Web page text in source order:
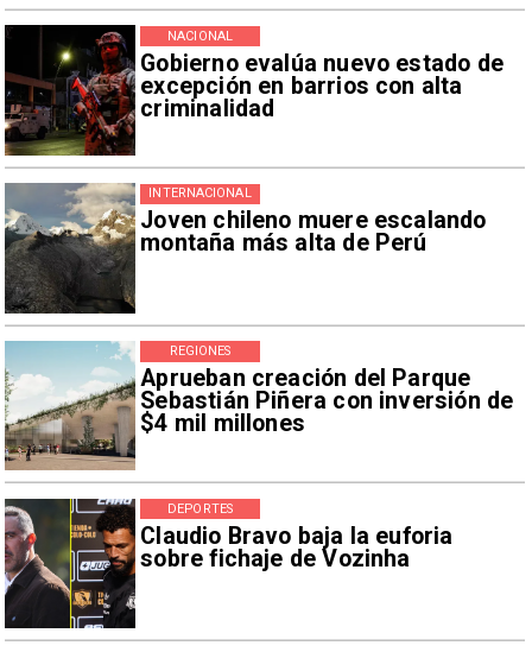
Gobierno evalúa nuevo estado de
excepción en barrios con alta
criminalidad
NACIONAL
Joven chileno muere escalando
montaña más alta de Perú
INTERNACIONAL
Aprueban creación del Parque
Sebastián Piñera con inversión de
$4 mil millones
REGIONES
Claudio Bravo baja la euforia
sobre fichaje de Vozinha
DEPORTES